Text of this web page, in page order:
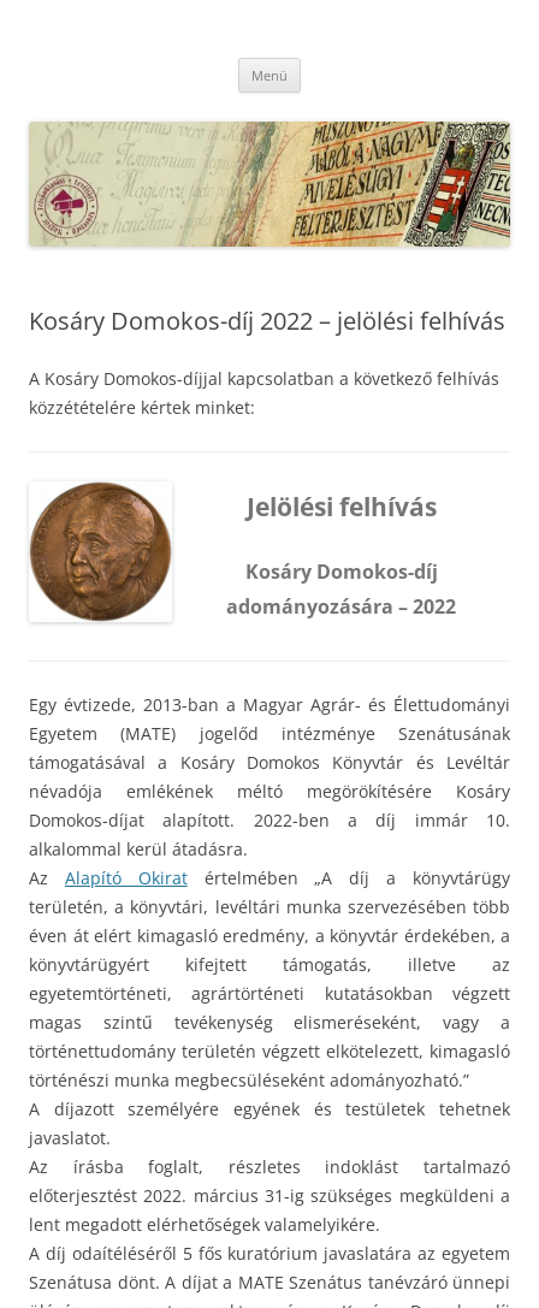
Menü
Kosáry Domokos-díj 2022 – jelölési felhívás
A Kosáry Domokos-díjjal kapcsolatban a következő felhívás
közzétételére kértek minket:
Jelölési felhívás
Kosáry Domokos-díj
adományozására – 2022
Egy évtizede, 2013-ban a Magyar Agrár- és Élettudományi
Egyetem (MATE) jogelőd intézménye Szenátusának
támogatásával a Kosáry Domokos Könyvtár és Levéltár
névadója emlékének méltó megörökítésére Kosáry
Domokos-díjat alapított. 2022-ben a díj immár 10.
alkalommal kerül átadásra.
Az Alapító Okiratértelmében „A díj a könyvtárügy
területén, a könyvtári, levéltári munka szervezésében több
éven át elért kimagasló eredmény, a könyvtár érdekében, a
könyvtárügyért kifejtett támogatás, illetve az
egyetemtörténeti, agrártörténeti kutatásokban végzett
magas szintű tevékenység elismeréseként, vagy a
történettudomány területén végzett elkötelezett, kimagasló
történészi munka megbecsüléseként adományozható.”
A díjazott személyére egyének és testületek tehetnek
javaslatot.
Az írásba foglalt, részletes indoklást tartalmazó
előterjesztést 2022. március 31-ig szükséges megküldeni a
lent megadott elérhetőségek valamelyikére.
A díj odaítéléséről 5 fős kuratórium javaslatára az egyetem
Szenátusa dönt. A díjat a MATE Szenátus tanévzáró ünnepi